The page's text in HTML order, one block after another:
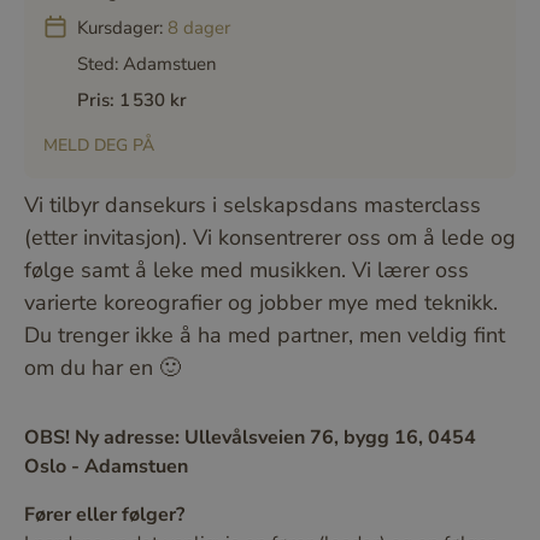
Vi tilbyr dansekurs i selskapsdans masterclass
(etter invitasjon). Vi konsentrerer oss om å lede og
følge samt å leke med musikken. Vi lærer oss
varierte koreografier og jobber mye med teknikk.
Du trenger ikke å ha med partner, men veldig fint
om du har en 🙂
OBS! Ny adresse: Ullevålsveien 76, bygg 16, 0454
Oslo - Adamstuen
Fører eller følger?
Kursdager: 8 dager
Sted: Adamstuen
Pris: 1 530 kr
MELD DEG PÅ